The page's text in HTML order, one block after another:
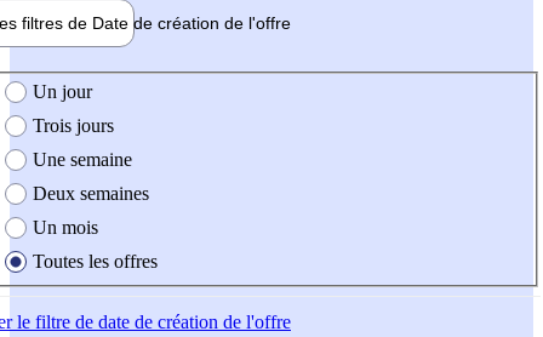
filtres de Date de création de l'offre
création de l'offre
Un jour
Trois jours
Une semaine
Deux semaines
Un mois
Toutes les offres
le filtre de date de création de l'offre